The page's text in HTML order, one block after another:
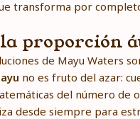
transforma por
la proporción
de Mayu Waters
no es fruto del azar:
del número de
desde siempre para